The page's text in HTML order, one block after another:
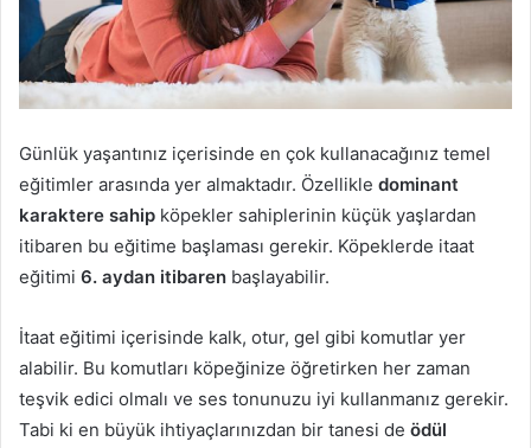
Günlük yaşantınız içerisinde en çok kullanacağınız temel
eğitimler arasında yer almaktadır. Özellikle dominant
karaktere sahip köpekler sahiplerinin küçük yaşlardan
itibaren bu eğitime başlaması gerekir. Köpeklerde itaat
eğitimi 6. aydan itibaren başlayabilir.
İtaat eğitimi içerisinde kalk, otur, gel gibi komutlar yer
alabilir. Bu komutları köpeğinize öğretirken her zaman
teşvik edici olmalı ve ses tonunuzu iyi kullanmanız gerekir.
Tabi ki en büyük ihtiyaçlarınızdan bir tanesi de ödül